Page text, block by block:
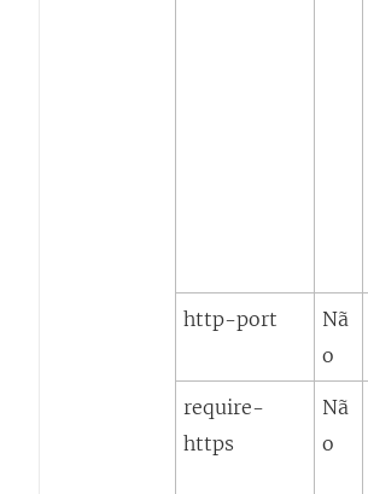
http-port
Nã
o
require-
https
Nã
o